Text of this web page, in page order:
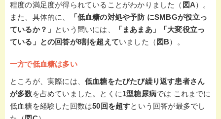
程度の満足度が得られていることがわかりました（ 図A）。
また、具体的に、
「低血糖の対処や予防 にSMBGが役立っ
ているか？」 という問いには、
「まあまあ」「大変役立っ
ている」との回答が8割を超えていました（ 図B）。
一方で低血糖は多い
ところが、実際には、 低血糖をたびたび繰り返す患者さん
が多数を占めていました。とくに1型糖尿病では これまでに
低血糖を経験した回数は50回を超すという回答が最多でし